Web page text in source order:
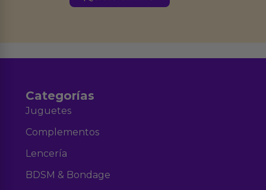
Categorías
Juguetes
Complementos
Lencería
BDSM & Bondage